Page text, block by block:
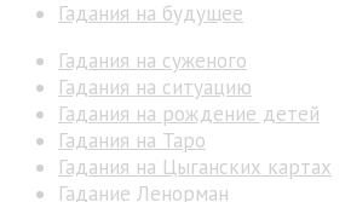
Гадания на будущее
Гадания на суженого
Гадания на ситуацию
Гадания на рождение детей
Гадания на Таро
Гадания на Цыганских картах
Гадание Ленорман